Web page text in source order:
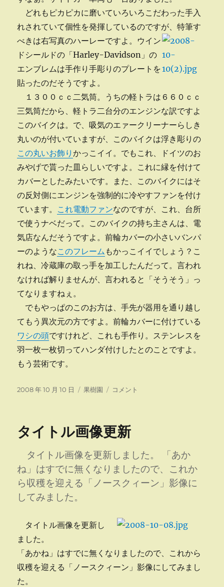
どれもピカピカに磨いていろいろこだわった手入
れされていて個性を発揮しているのですが、特筆す
べきは右写真のハーレーですよ。 ウイン
ドシールドの「Harley-Davidson」の
エンブレムは手作り手彫りのプレートを
貼ったのだそうですよ。
１３００ｃｃ二気筒。うちの軽トラは６６０ｃｃ
三気筒だから、軽トラ二台分のエンジンな訳ですよ
このバイクは。で、吸気のエァークリーナーらしき
丸いのが付いていますが、このバイクは浮き彫りの
この丸いお飾りかっこイイ。でもこれ、ドイツのお
みやげで貰った皿らしいですよ。これに縁を付けて
カバーとしたみたいです。また、このバイクにはそ
の反対側にエンジンを強制的に冷やすファンを付け
ています。 これ電動ファンなのですが、これ、台所
で使うナベだって。このバイクの持ち主さんは、電
気店なんだそうですよ。前輪カバーの小さいバンパ
ーのようなこのフレーム もかっこイイでしょう？こ
れね、冷蔵庫の取っ手を加工したんだって。言われ
なければ解りませんが、言われると「そうそう」っ
てなりますねぇ。
でもやっぱのこのお方は、手先が器用を通り越し
てもう異次元の方ですよ。前輪カバーに付けている
ワシの頭ですけれど、これも手作り。ステンレスを
羽一枚一枚切ってハンダ付けしたとのことですよ。
もう芸術です。
投
2008 年 10 月 10 日
カ
ー
果樹園
ハ
軍
来
に
コメント
タイトル画像更新
タイトル画像を更新しました。 「あか
ね」はすでに無くなりましたので、これか
ら収穫を迎える「ノースクィーン」影像に
してみました。
タイトル画像を更新し
ました。
「あかね」はすでに無くなりましたので、これから
収穫を迎える「ノースクィーン」影像にしてみまし
た。